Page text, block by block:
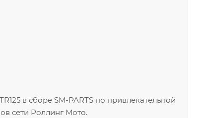
в сборе SM-PARTS по привлекательной
сети Роллинг Мото.